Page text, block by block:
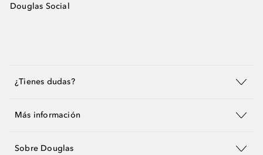
Douglas Social
¿Tienes dudas?
Más información
Sobre Douglas